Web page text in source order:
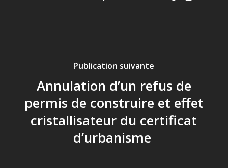
Publication suivante
Annulation d’un refus de
permis de construire et effet
cristallisateur du certificat
d’urbanisme